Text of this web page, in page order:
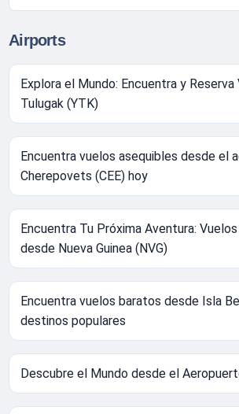
Airports
Explora el Mundo: Encuentra y
Tulugak (YTK)
Encuentra vuelos asequibles desde el
Cherepovets (CEE) hoy
Encuentra Tu Próxima Aventura:
desde Nueva Guinea (NVG)
Encuentra vuelos baratos desde Isla
destinos populares
Descubre el Mundo desde el